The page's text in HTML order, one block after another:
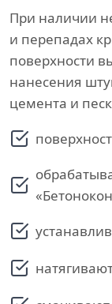
При наличии
и перепадах
поверхности
нанесения
цемента и